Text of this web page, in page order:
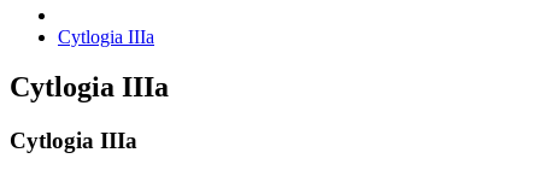
Cytlogia IIIa
Cytlogia IIIa
Cytlogia IIIa